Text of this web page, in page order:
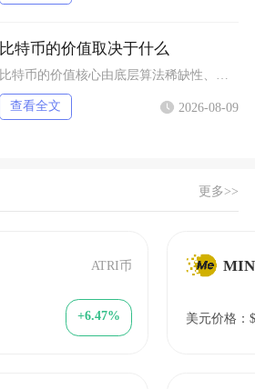
比特币的价值取决于什么
比特币的价值核心由底层算法稀缺性、全球宏观流动性、去中心化实用需求、行业合规进程四大维度共
查看全文 2026-08-09
更多>>
ATRI币
+6.47% 美元价格：